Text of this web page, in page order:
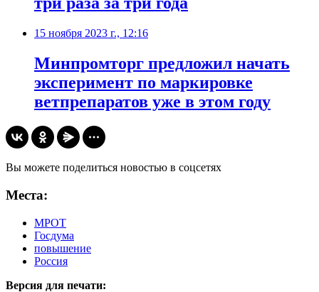
15 ноября 2023 г., 12:16
Минпромторг предложил начать
эксперимент по маркировке
ветпрепаратов уже в этом году
Вы можете поделиться новостью в соцсетях
Места:
МРОТ
Госдума
повышение
Россия
Версия для печати: